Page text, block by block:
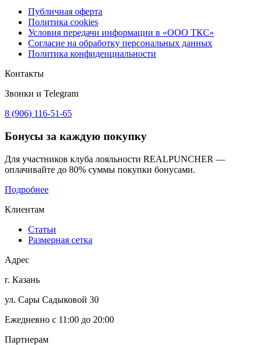
Публичная оферта
Политика cookies
Условия передачи информации в «ООО ТКС»
Согласие на обработку персональных данных
Политика конфиденциальности
Контакты
Звонки и Telegram
8 (906) 116-51-65
Бонусы за каждую покупку
Для участников клуба лояльности REALPUNCHER —
оплачивайте до 80% суммы покупки бонусами.
Подробнее
Клиентам
Статьи
Размерная сетка
Адрес
г. Казань
ул. Сары Садыковой 30
Ежедневно с 11:00 до 20:00
Партнерам